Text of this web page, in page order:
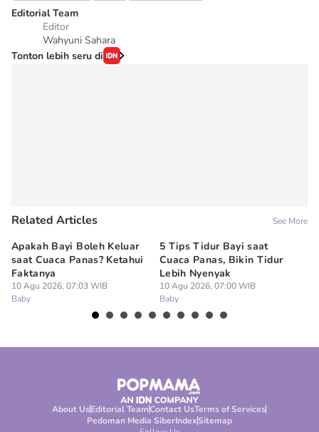
Editorial Team
Editor
Wahyuni Sahara
Tonton lebih seru di
Related Articles See More
Apakah Bayi Boleh Keluar
saat Cuaca Panas? Ketahui
Faktanya
10 Agu 2026, 07:03 WIB
Baby
5 Tips Tidur Bayi saat
Cuaca Panas, Bikin Tidur
Lebih Nyenyak
10 Agu 2026, 07:00 WIB
Baby
About UsEditorial TeamContact UsTerms of Services
Pedoman Media SiberIndexSitemap